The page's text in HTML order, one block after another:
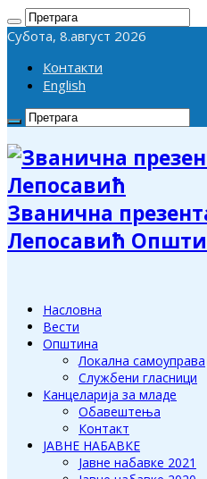
Субота, 8.август 2026
Контакти
English
Званична
Лепосавић
Насловна
Вести
Општина
Локална самоуправа
Службени гласници
Канцеларија за младе
Обавештења
Контакт
ЈАВНЕ НАБАВКЕ
Јавне набавке 2021